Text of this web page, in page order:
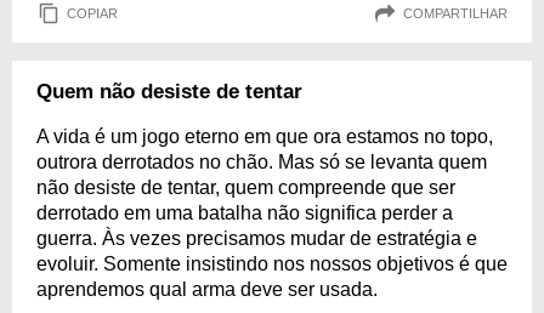
COPIAR COMPARTILHAR
Quem não desiste de tentar
A vida é um jogo eterno em que ora estamos no topo,
outrora derrotados no chão. Mas só se levanta quem
não desiste de tentar, quem compreende que ser
derrotado em uma batalha não significa perder a
guerra. Às vezes precisamos mudar de estratégia e
evoluir. Somente insistindo nos nossos objetivos é que
aprendemos qual arma deve ser usada.